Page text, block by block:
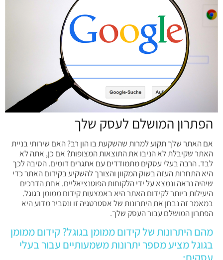
הפתרון המושלם לעסק שלך
אם האתר שלך תקוע למרות שהשקעת בו הון רב? האם שירותי בניית
האתר שקיבלת לא הניבו את התוצאות המצופות? אם כן, אתה לא
לבד. הרבה בעלי עסקים מתמודדים עם אתגרים דומים. הסיבה לכך
היא התחרות העזה בשוק המקוון והצורך להשקיע בקידום האתר כדי
שיהיה נראה ונמצא על ידי הלקוחות הפוטנציאליים. אחת הדרכים
היעילות ביותר לקידום האתר היא באמצעות קידום ממומן בגוגל.
במאמר זה נבחן את היתרונות של אסטרטגיה זו ונסביר מדוע היא
הפתרון המושלם עבור העסק שלך.
מהם היתרונות של קידום ממומן בגוגל? קידום ממומן
בגוגל מציע מספר יתרונות משמעותיים עבור בעלי